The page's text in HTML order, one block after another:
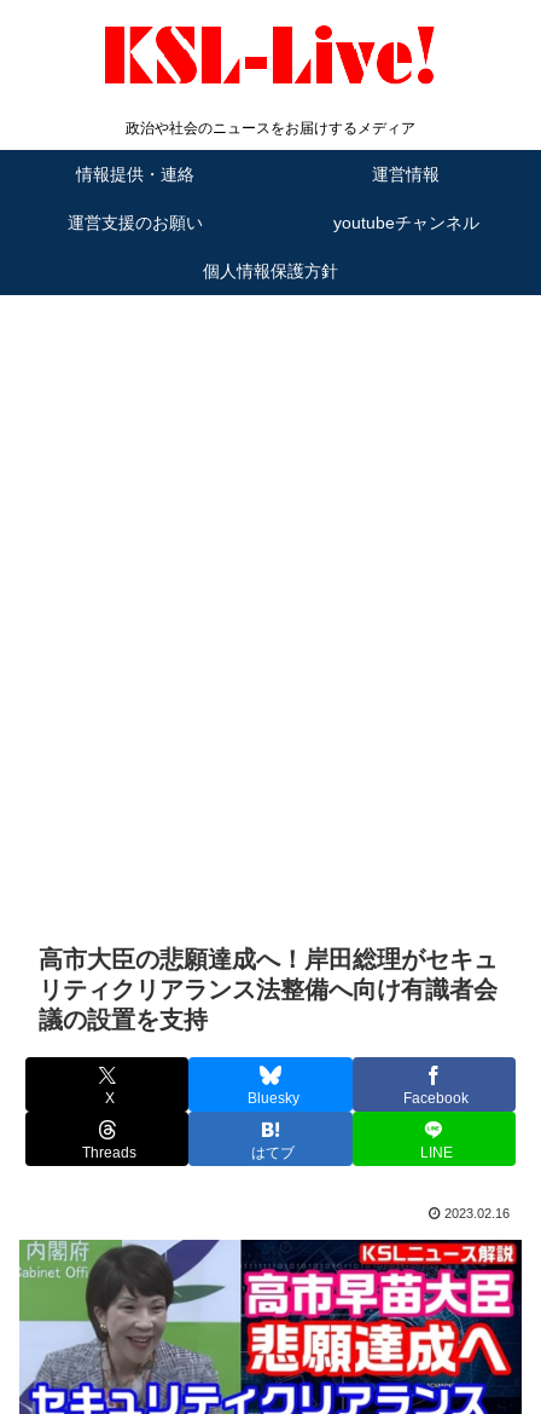
政治や社会のニュースをお届けするメディア
情報提供・連絡 運営情報
運営支援のお願い youtubeチャンネル
個人情報保護方針
高市大臣の悲願達成へ！岸田総理がセキュ
リティクリアランス法整備へ向け有識者会
議の設置を支持
X Bluesky Facebook
Threads はてブ LINE
2023.02.16